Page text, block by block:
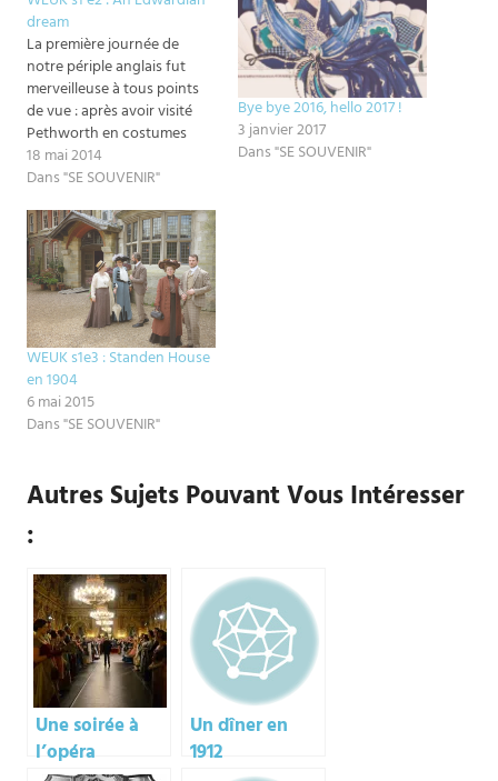
dream
La première journée de
notre périple anglais fut
merveilleuse à tous points
de vue : après avoir visité
Pethworth en costumes
1830 nous avons fait un
saut de 75 ans dans le temps
train Belle Epoque, le
Bluebell. Il est des moments
que l'on garde…
18 mai 2014
Dans "SE SOUVENIR"
Bye bye 2016, hello 2017 !
3 janvier 2017
Dans "SE SOUVENIR"
WEUK s1e3 : Standen House
en 1904
6 mai 2015
Dans "SE SOUVENIR"
Autres Sujets Pouvant Vous Intéresser
:
Une soirée à
l’opéra
Un dîner en
1912